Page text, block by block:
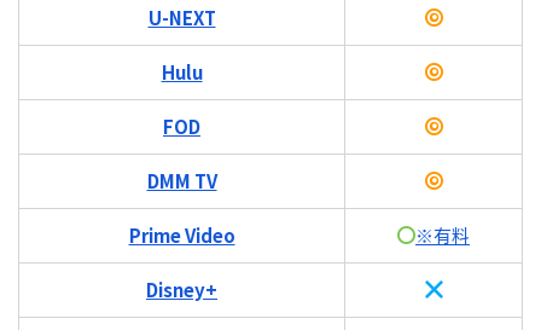
U-NEXT
Hulu
FOD
DMM TV
Prime Video ※有料
Disney+